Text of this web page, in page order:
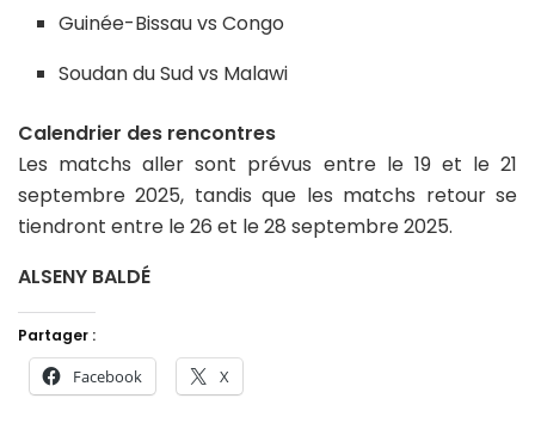
Guinée-Bissau vs Congo
Soudan du Sud vs Malawi
Calendrier des rencontres
Les matchs aller sont prévus entre le 19 et le 21
septembre 2025, tandis que les matchs retour se
tiendront entre le 26 et le 28 septembre 2025.
ALSENY BALDÉ
Partager :
Facebook X